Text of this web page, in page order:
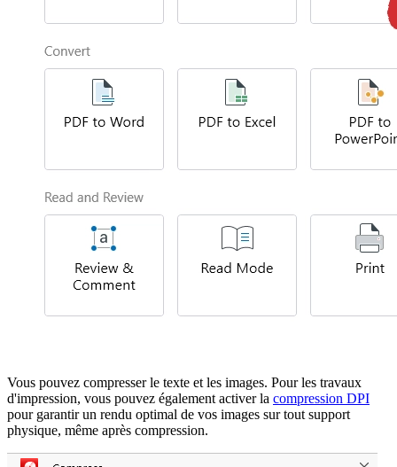
Vous pouvez compresser le texte et les images. Pour les travaux
d'impression, vous pouvez également activer la compression DPI
pour garantir un rendu optimal de vos images sur tout support
physique, même après compression.